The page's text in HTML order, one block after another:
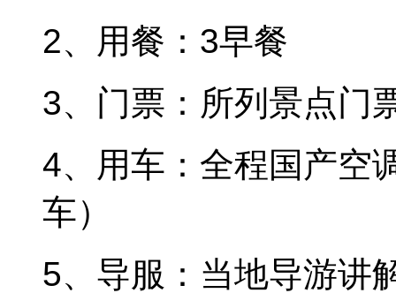
2、用餐：3早餐
3、门票：所列景点门
4、用车：全程国产空
车）
5、导服：当地导游讲